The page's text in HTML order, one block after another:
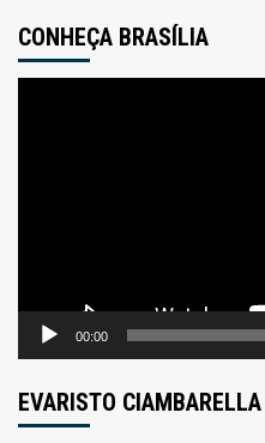
CONHEÇA BRASÍLIA
00:00
EVARISTO CIAMBARELLA